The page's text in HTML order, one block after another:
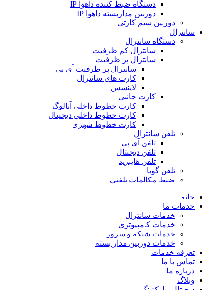
دستگاه ضبط کننده داهوا IP
دوربین مداربسته داهوا IP
دوربین سیم کارتی
سانترال
دستگاه سانترال
سانترال کم ظرفیت
سانترال پر ظرفیت
سانترال پر ظرفیت آی پی
کارت های سانترال
لاینسس
کارت جانبی
کارت خطوط داخلی آنالوگ
کارت خطوط داخلی دیجیتال
کارت خطوط شهری
تلفن سانترال
تلفن آی پی
تلفن دیجیتال
تلفن هایبرید
تلفن گویا
ضبط مکالمات تلفنی
خانه
خدمات ما
خدمات سانترال
خدمات کامپیوتری
خدمات شبکه و سرور
خدمات دوربین مدار بسته
تعرفه خدمات
تماس با ما
درباره ما
وبلاگ